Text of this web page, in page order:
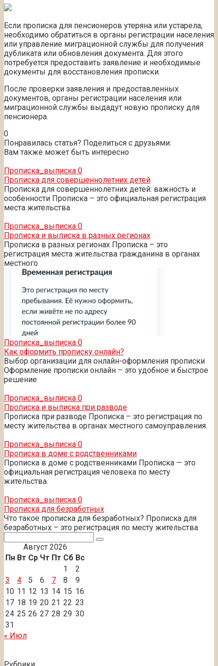
Если прописка для пенсионеров утеряна или устарела,
необходимо обратиться в органы регистрации населения
или управление миграционной службы для получения
дубликата или обновления документа. Для этого
потребуется предоставить заявление и необходимые
документы для восстановления прописки.
После проверки заявления и предоставленных
документов, органы регистрации населения или
миграционной службы выдадут новую прописку для
пенсионера.
0
Понравилась статья? Поделиться с друзьями:
Вам также может быть интересно
Прописка_выписка 0
Прописка для совершеннолетних детей
Прописка для совершеннолетних детей: важность и
особенности Прописка – это официальная регистрация
места жительства
Прописка_выписка 0
Прописка и выписка в разных регионах
Прописка в разных регионах Прописка – это
регистрация места жительства гражданина в органах
местного
Прописка_выписка 0
Как оформить прописку онлайн?
Выбор организации для онлайн-оформления прописки
Оформление прописки онлайн – это удобное и быстрое
решение
Прописка_выписка 0
Прописка и выписка при разводе
Прописка при разводе Прописка – это регистрация по
месту жительства в органах местного самоуправления.
Прописка_выписка 0
Прописка в доме с родственниками
Прописка в доме с родственниками Прописка — это
официальная регистрация человека по месту
жительства.
Прописка_выписка 0
Прописка для безработных
Что такое прописка для безработных? Прописка для
безработных – это регистрация по месту жительства
Август 2026
Пн Вт Ср Чт Пт Сб Вс
1
2
3
4 5 6 7 8
9
10 11 12 13 14 15 16
17 18 19 20 21 22 23
24 25 26 27 28 29 30
31
« Июл